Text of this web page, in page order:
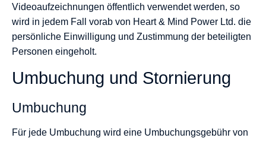
Videoaufzeichnungen öffentlich verwendet werden, so
wird in jedem Fall vorab von Heart & Mind Power Ltd. die
persönliche Einwilligung und Zustimmung der beteiligten
Personen eingeholt.
Umbuchung und Stornierung
Umbuchung
Für jede Umbuchung wird eine Umbuchungsgebühr von